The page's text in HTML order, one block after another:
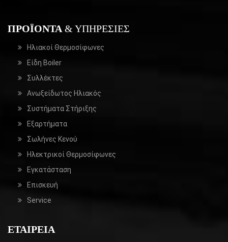
ΠΡΟΪΌΝΤΑ & ΥΠΗΡΕΣΊΕΣ
Ηλιακοί Θερμοσίφωνες
Είδη Boiler
Συλλέκτες
Ανωξείδωτος Ηλιακός
Συστήματα Στήριξης
Εξαρτήματα
Σωλήνες Κενού
Ηλεκτρικοί Θερμοσίφωνες
Εγκατάσταση
Επισκευή
Service
ΕΤΑΙΡΕΊΑ